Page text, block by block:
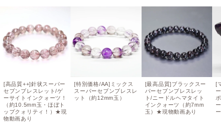
[高品質++]針状スーパー
セブンブレスレット/ゲ
ーサイトインクォーツ！
（約10.5mm玉・ほぼト
ップクォリティ！）★現
物動画あり
[特別価格/AA]ミックス
スーパーセブンブレスレ
ット（約12mm玉）
[最高品質]ブラックスー
パーセブンブレスレッ
ト/ニードルヘマタイト
インクォーツ（約7mm
玉）★現物動画あり
[